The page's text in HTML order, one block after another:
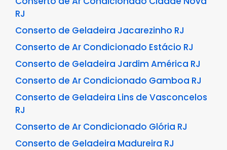
RJ
Conserto de Geladeira Jacarezinho RJ
Conserto de Ar Condicionado Estácio RJ
Conserto de Geladeira Jardim América RJ
Conserto de Ar Condicionado Gamboa RJ
Conserto de Geladeira Lins de Vasconcelos
RJ
Conserto de Ar Condicionado Glória RJ
Conserto de Geladeira Madureira RJ